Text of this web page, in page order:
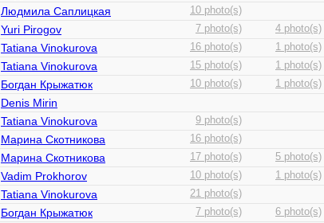
Людмила Саплицкая 10 photo(s)
Yuri Pirogov 7 photo(s) 4 photo(s)
Tatiana Vinokurova 16 photo(s) 1 photo(s)
Tatiana Vinokurova 15 photo(s) 1 photo(s)
Богдан Крыжатюк 10 photo(s) 1 photo(s)
Denis Mirin
Tatiana Vinokurova 9 photo(s)
Марина Скотникова 16 photo(s)
Марина Скотникова 17 photo(s) 5 photo(s)
Vadim Prokhorov 10 photo(s) 1 photo(s)
Tatiana Vinokurova 21 photo(s)
Богдан Крыжатюк 7 photo(s) 6 photo(s)